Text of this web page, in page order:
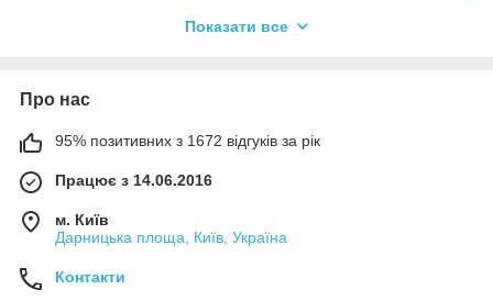
Показати все
Про нас
95% позитивних з 1672 відгуків за рік
Працює з 14.06.2016
м. Київ
Дарницька площа, Київ, Україна
Контакти